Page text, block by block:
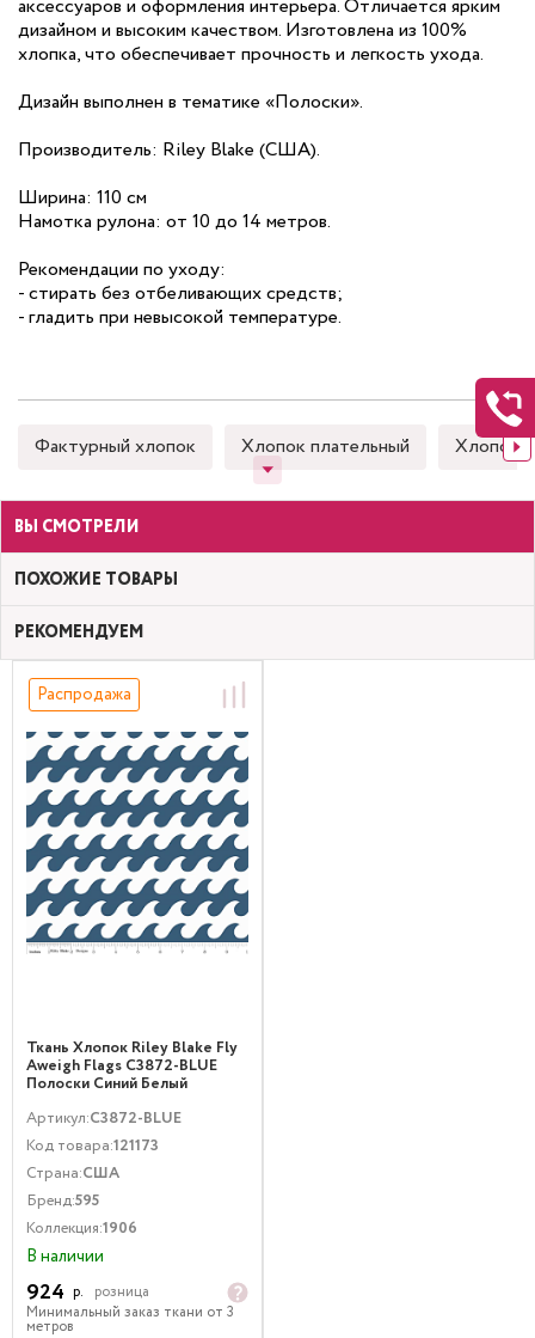
аксессуаров и оформления интерьера. Отличается ярким
дизайном и высоким качеством. Изготовлена из 100%
хлопка, что обеспечивает прочность и легкость ухода.
Дизайн выполнен в тематике «Полоски».
Производитель: Riley Blake (США).
Ширина: 110 см
Намотка рулона: от 10 до 14 метров.
Рекомендации по уходу:
- стирать без отбеливающих средств;
- гладить при невысокой температуре.
Фактурный хлопок Хлопок плательный Хлопок
ВЫ СМОТРЕЛИ
ПОХОЖИЕ ТОВАРЫ
РЕКОМЕНДУЕМ
Распродажа
Ткань Хлопок Riley Blake Fly
Aweigh Flags C3872-BLUE
Полоски Синий Белый
Артикул:C3872-BLUE
Код товара:121173
Страна:США
Бренд:595
Коллекция:1906
В наличии
924 р.
розница
Минимальный заказ ткани от 3
метров